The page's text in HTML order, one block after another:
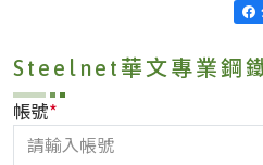
Steelnet華文專業鋼
帳號*